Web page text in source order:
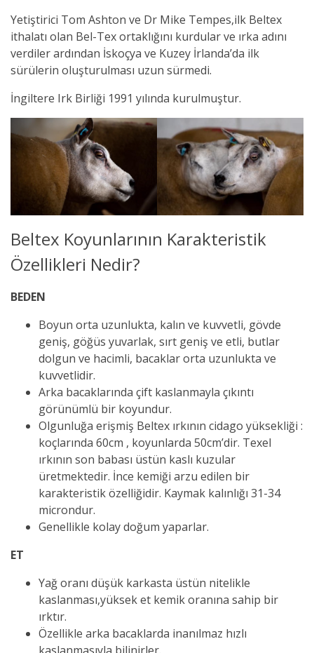
Yetiştirici Tom Ashton ve Dr Mike Tempes,ilk Beltex
ithalatı olan Bel-Tex ortaklığını kurdular ve ırka adını
verdiler ardından İskoçya ve Kuzey İrlanda’da ilk
sürülerin oluşturulması uzun sürmedi.
İngiltere Irk Birliği 1991 yılında kurulmuştur.
Beltex Koyunlarının Karakteristik
Özellikleri Nedir?
BEDEN
Boyun orta uzunlukta, kalın ve kuvvetli, gövde
geniş, göğüs yuvarlak, sırt geniş ve etli, butlar
dolgun ve hacimli, bacaklar orta uzunlukta ve
kuvvetlidir.
Arka bacaklarında çift kaslanmayla çıkıntı
görünümlü bir koyundur.
Olgunluğa erişmiş Beltex ırkının cidago yüksekliği :
koçlarında 60cm , koyunlarda 50cm’dir. Texel
ırkının son babası üstün kaslı kuzular
üretmektedir. İnce kemiği arzu edilen bir
karakteristik özelliğidir. Kaymak kalınlığı 31-34
microndur.
Genellikle kolay doğum yaparlar.
ET
Yağ oranı düşük karkasta üstün nitelikle
kaslanması,yüksek et kemik oranına sahip bir
ırktır.
Özellikle arka bacaklarda inanılmaz hızlı